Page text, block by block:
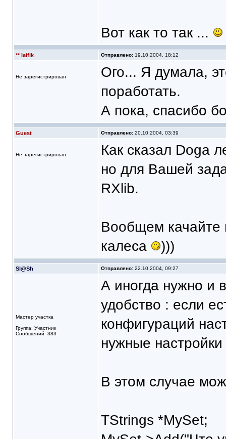
Вот как то так ...
** laifik Отправлено:19.10.2004, 18:12
Не зарегистрирован
Ого... Я думала,
поработать.
А пока, спасибо
Guest Отправлено:20.10.2004, 03:39
Не зарегистрирован
Как сказал Doga
но для Вашей
RXlib.
Вообщем качайте
калеса
)))
Sl@Sh Отправлено:22.10.2004, 09:27
Мастер участка
Группа: Участник
Сообщений: 383
А иногда нужно и
удобство : если
конфигураций
нужные
В этом случае
TStrings *MySet;